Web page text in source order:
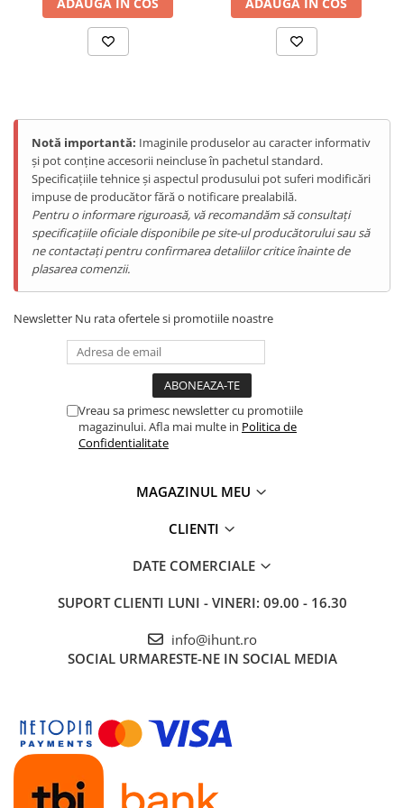
Tablete Oukitel
Acasă
Stații de Încărcare Comerciale /
Profesionale
Notă importantă: Imaginile produselor au caracter informativ
și pot conține accesorii neincluse în pachetul standard.
Specificațiile tehnice și aspectul produsului pot suferi modificări
impuse de producător fără o notificare prealabilă.
Pentru o informare riguroasă, vă recomandăm să consultați
specificațiile oficiale disponibile pe site-ul producătorului sau să
ne contactați pentru confirmarea detaliilor critice înainte de
plasarea comenzii.
Newsletter Nu rata ofertele si promotiile noastre
Vreau sa primesc newsletter cu promotiile
magazinului. Afla mai multe in Politica de
Confidentialitate
MAGAZINUL MEU
CLIENTI
DATE COMERCIALE
SUPORT CLIENTI LUNI - VINERI: 09.00 - 16.30
info@ihunt.ro
SOCIAL URMARESTE-NE IN SOCIAL MEDIA